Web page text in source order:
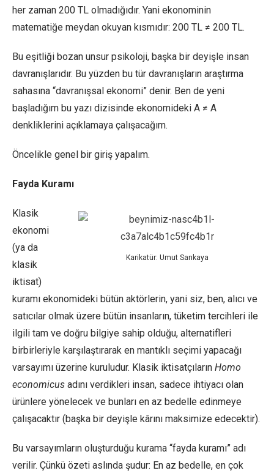
her zaman 200 TL olmadığıdır. Yani ekonominin
matematiğe meydan okuyan kısmıdır: 200 TL ≠ 200 TL.
Bu eşitliği bozan unsur psikoloji, başka bir deyişle insan
davranışlarıdır. Bu yüzden bu tür davranışların araştırma
sahasına “davranışsal ekonomi” denir. Ben de yeni
başladığım bu yazı dizisinde ekonomideki A ≠ A
denkliklerini açıklamaya çalışacağım.
Öncelikle genel bir giriş yapalım.
Fayda Kuramı
Karikatür: Umut Sarıkaya
Klasik
ekonomi
(ya da
klasik
iktisat)
kuramı ekonomideki bütün aktörlerin, yani siz, ben, alıcı ve
satıcılar olmak üzere bütün insanların, tüketim tercihleri ile
ilgili tam ve doğru bilgiye sahip olduğu, alternatifleri
birbirleriyle karşılaştırarak en mantıklı seçimi yapacağı
varsayımı üzerine kuruludur. Klasik iktisatçıların Homo
economicus adını verdikleri insan, sadece ihtiyacı olan
ürünlere yönelecek ve bunları en az bedelle edinmeye
çalışacaktır (başka bir deyişle kârını maksimize edecektir).
Bu varsayımların oluşturduğu kurama “fayda kuramı” adı
verilir. Çünkü özeti aslında şudur: En az bedelle, en çok